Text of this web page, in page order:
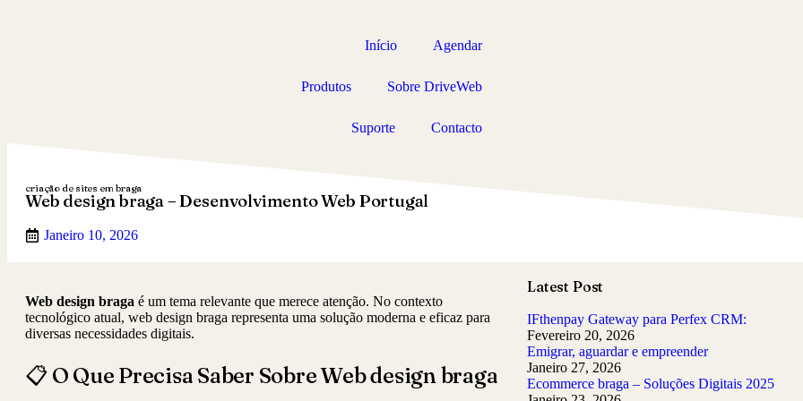
Início Agendar
Produtos Sobre DriveWeb
Suporte Contacto
criação de sites em braga
Web design braga – Desenvolvimento Web Portugal
Janeiro 10, 2026
Web design braga é um tema relevante que merece atenção. No contexto
tecnológico atual, web design braga representa uma solução moderna e eficaz para
diversas necessidades digitais.
📋 O Que Precisa Saber Sobre Web design braga
Latest Post
IFthenpay Gateway para Perfex CRM:
Fevereiro 20, 2026
Emigrar, aguardar e empreender
Janeiro 27, 2026
Ecommerce braga – Soluções Digitais 2025